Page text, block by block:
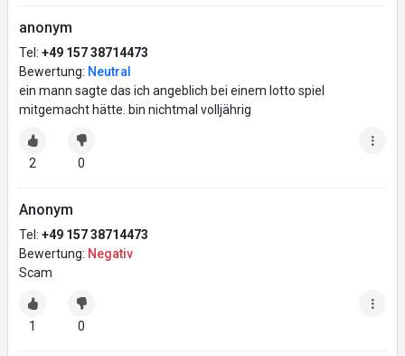
anonym
Tel: +49 157 38714473
Bewertung: Neutral
ein mann sagte das ich angeblich bei einem lotto spiel
mitgemacht hätte. bin nichtmal volljährig
2 0
Anonym
Tel: +49 157 38714473
Bewertung: Negativ
Scam
1 0